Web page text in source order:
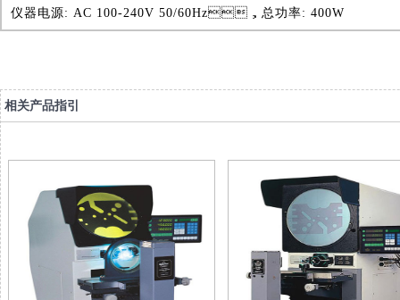
仪器电源: AC 100-240V 50/60Hz，总功率: 400W
相关产品指引